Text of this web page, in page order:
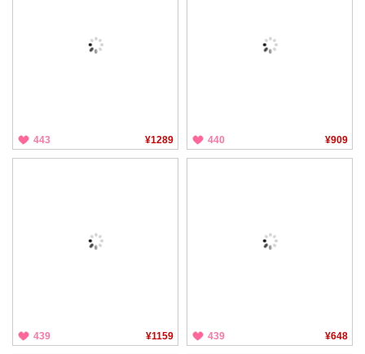
443 ¥1289 440 ¥909
439 ¥1159 439 ¥648